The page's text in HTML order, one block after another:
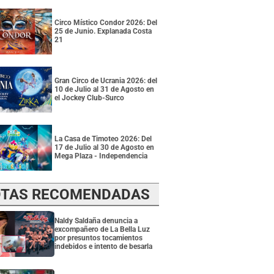
Circo Místico Condor 2026: Del
25 de Junio. Explanada Costa
21
Gran Circo de Ucrania 2026: del
10 de Julio al 31 de Agosto en
el Jockey Club-Surco
La Casa de Timoteo 2026: Del
17 de Julio al 30 de Agosto en
Mega Plaza - Independencia
RECOMENDADAS
Naldy Saldaña denuncia a
excompañero de La Bella Luz
por presuntos tocamientos
indebidos e intento de besarla